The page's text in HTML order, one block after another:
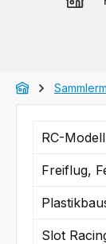
RC-
Freiflug,
Slot